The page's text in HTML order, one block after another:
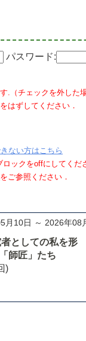
パスワード:
.（チェックを外した
はずしてください．
ない方はこちら
ックをoffにしてくだ
をご参照ください．
月10日 ～ 2026年08
としての私を形
師匠」たち
)